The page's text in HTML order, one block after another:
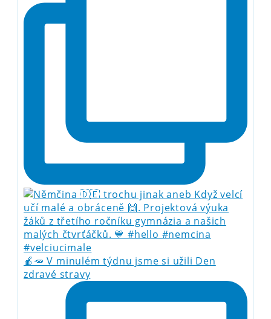
🍎🥕 V minulém týdnu jsme si užili Den
zdravé stravy